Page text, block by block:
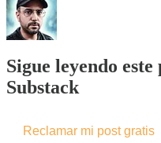
Sigue leyendo
Substack
Reclamar mi post gratis